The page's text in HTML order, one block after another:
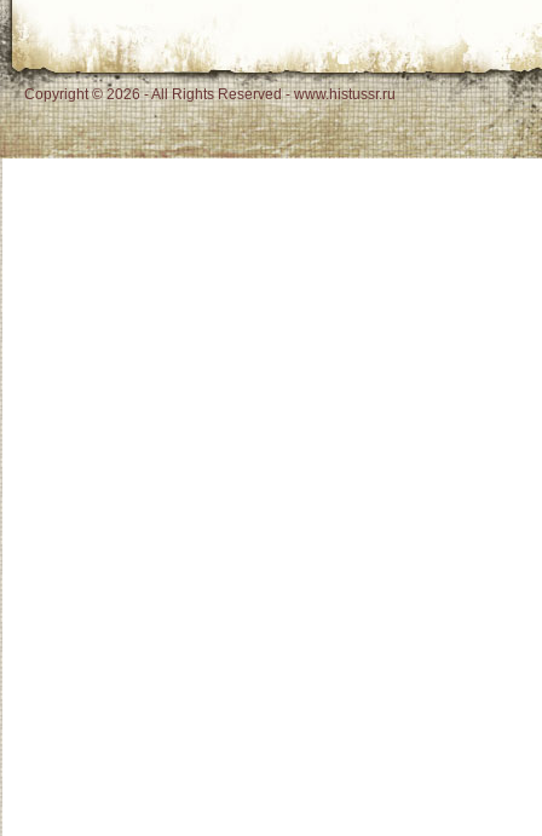
Copyright © 2026 - All Rights Reserved - www.histussr.ru